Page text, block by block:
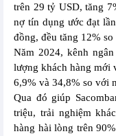
trên 29 tỷ USD, tăng
nợ tín dụng ước đạt
đồng, đều tăng 12%
Năm 2024, kênh
lượng khách hàng mới
6,9% và 34,8% so với
Qua đó giúp
triệu, trải nghiệm
hàng hài lòng trên